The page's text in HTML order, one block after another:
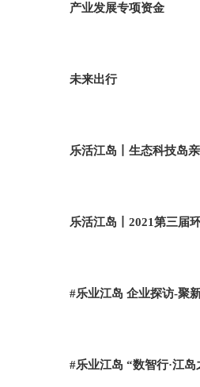
产业发展专项资金
未来出行
乐活江岛丨生态科技岛
乐活江岛丨2021第三届
#乐业江岛 企业探访-聚
#乐业江岛 “数智行·江